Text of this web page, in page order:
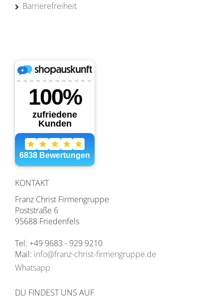
Barrierefreiheit
KONTAKT
Franz Christ Firmengruppe
Poststraße 6
95688 Friedenfels
Tel: +49 9683 - 929 9210
Mail: info@franz-christ-firmengruppe.de
Whatsapp
DU FINDEST UNS AUF